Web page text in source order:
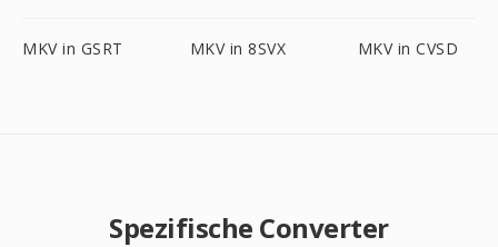
MKV in GSRT MKV in 8SVX MKV in CVSD
Spezifische Converter